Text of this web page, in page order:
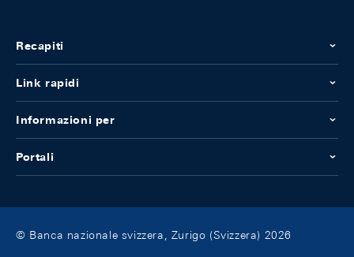
Recapiti
Link rapidi
Informazioni per
Portali
© Banca nazionale svizzera, Zurigo (Svizzera) 2026